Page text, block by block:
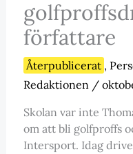
författare
Återpublicerat ,
Redaktionen /
Skolan var inte
om att bli golfproffs
Intersport. Idag